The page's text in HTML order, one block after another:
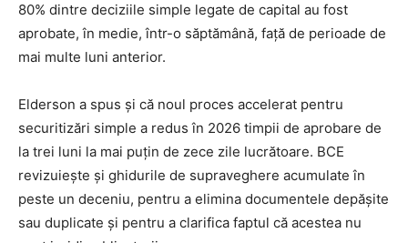
80% dintre deciziile simple legate de capital au fost
aprobate, în medie, într-o săptămână, față de perioade de
mai multe luni anterior.
Elderson a spus și că noul proces accelerat pentru
securitizări simple a redus în 2026 timpii de aprobare de
la trei luni la mai puțin de zece zile lucrătoare. BCE
revizuiește și ghidurile de supraveghere acumulate în
peste un deceniu, pentru a elimina documentele depășite
sau duplicate și pentru a clarifica faptul că acestea nu